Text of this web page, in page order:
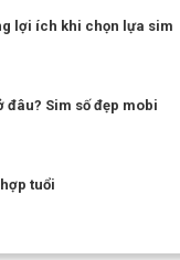
lợi ích khi chọn lựa sim
đâu? Sim số đẹp mobi
tuổi